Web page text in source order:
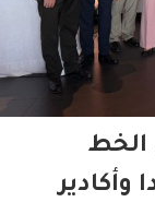
الخط
وأكادير